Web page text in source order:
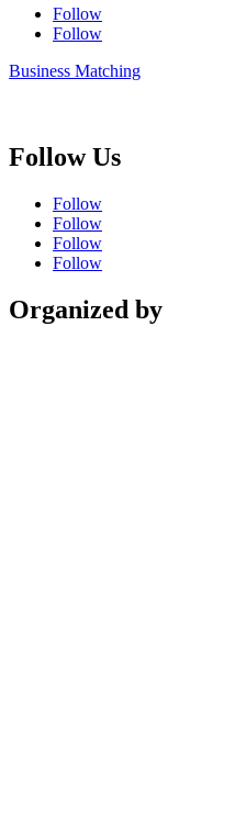
Follow
Follow
Business Matching
Follow Us
Follow
Follow
Follow
Follow
Organized by